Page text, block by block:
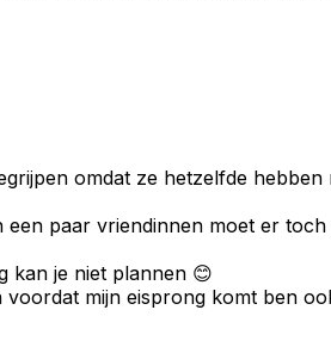
omdat ze hetzelfde hebben
paar vriendinnen moet er
kan je niet plannen 😊
mijn eisprong komt ben